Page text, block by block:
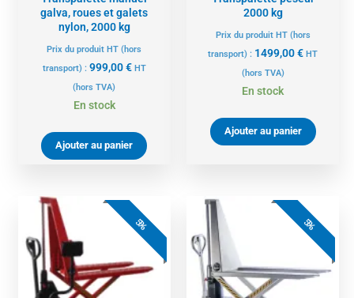
galva, roues et galets
nylon, 2000 kg
Prix du produit HT (hors
transport) : 999,00€ HT
(hors TVA)
En stock
Ajouter au panier
2000 kg
Prix du produit HT (hors
transport) : 1499,00€ HT
(hors TVA)
En stock
Ajouter au panier
5%prix
initial
était :
6199,00 €.
5889,00 €.
5%
prix
initial
était :
8289,00
7875,00 €.